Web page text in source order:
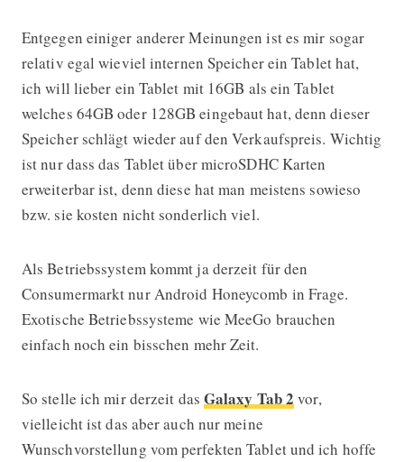
Entgegen einiger anderer Meinungen ist es mir sogar
relativ egal wieviel internen Speicher ein Tablet hat,
ich will lieber ein Tablet mit 16GB als ein Tablet
welches 64GB oder 128GB eingebaut hat, denn dieser
Speicher schlägt wieder auf den Verkaufspreis. Wichtig
ist nur dass das Tablet über microSDHC Karten
erweiterbar ist, denn diese hat man meistens sowieso
bzw. sie kosten nicht sonderlich viel.
Als Betriebssystem kommt ja derzeit für den
Consumermarkt nur Android Honeycomb in Frage.
Exotische Betriebssysteme wie MeeGo brauchen
einfach noch ein bisschen mehr Zeit.
So stelle ich mir derzeit das Galaxy Tab 2 vor,
vielleicht ist das aber auch nur meine
Wunschvorstellung vom perfekten Tablet und ich hoffe